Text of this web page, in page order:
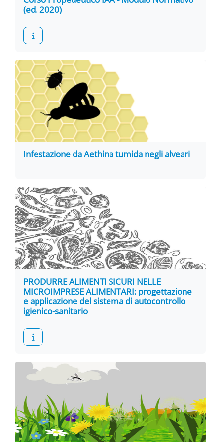
(ed. 2020)
Infestazione da Aethina tumida negli alveari
PRODURRE ALIMENTI SICURI NELLE
MICROIMPRESE ALIMENTARI: progettazione
e applicazione del sistema di autocontrollo
igienico-sanitario